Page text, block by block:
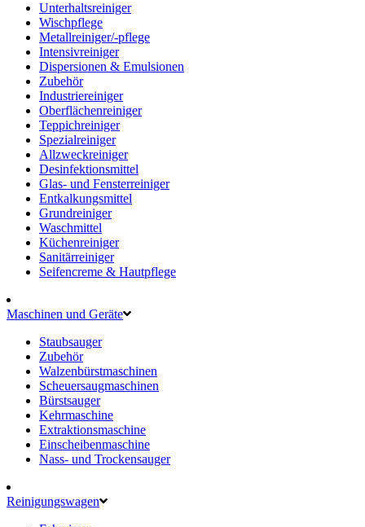
Unterhaltsreiniger
Wischpflege
Metallreiniger/-pflege
Intensivreiniger
Dispersionen & Emulsionen
Zubehör
Industriereiniger
Oberflächenreiniger
Teppichreiniger
Spezialreiniger
Allzweckreiniger
Desinfektionsmittel
Glas- und Fensterreiniger
Entkalkungsmittel
Grundreiniger
Waschmittel
Küchenreiniger
Sanitärreiniger
Seifencreme & Hautpflege
Maschinen und Geräte
Staubsauger
Zubehör
Walzenbürstmaschinen
Scheuersaugmaschinen
Bürstsauger
Kehrmaschine
Extraktionsmaschine
Einscheibenmaschine
Nass- und Trockensauger
Reinigungswagen